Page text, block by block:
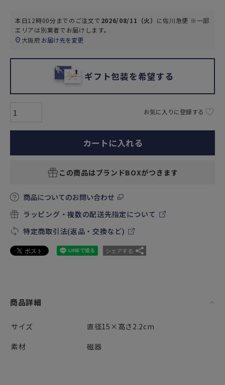
本日12時00分までのご注文で2026/08/11（火） に佐川急便 ※一部
エリアは別業者でお届けします。
大阪府お届け先を変更
ギフト包装を希望する
お気に入りに登録する
カートに入れる
この商品はブランドBOXがつきます
商品についてのお問い合わせ
ラッピング・複数の配送先指定について
特定商取引法(返品・交換など)
シェアする
商品詳細
サイズ
直径15×高さ2.2cm
素材
磁器